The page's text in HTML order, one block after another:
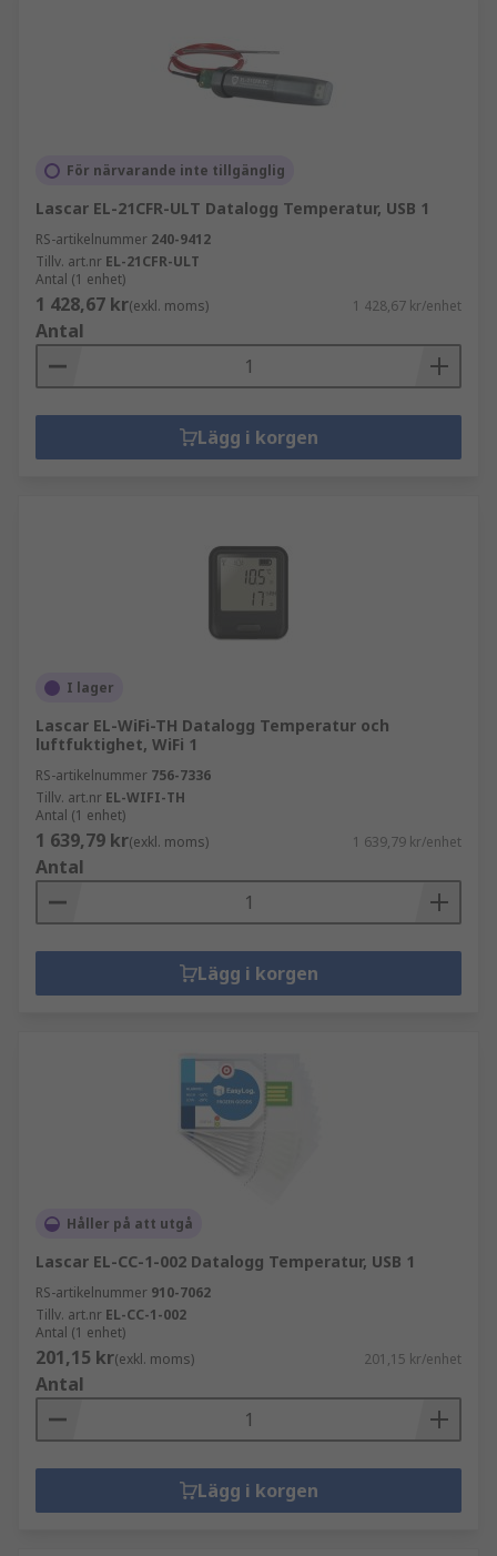
För närvarande inte tillgänglig
Lascar EL-21CFR-ULT Datalogg Temperatur, USB 1
RS-artikelnummer 240-9412
Tillv. art.nr EL-21CFR-ULT
Antal (1 enhet)
1 428,67 kr(exkl. moms) 1 428,67 kr/enhet
Antal
Lägg i korgen
I lager
Lascar EL-WiFi-TH Datalogg Temperatur och
luftfuktighet, WiFi 1
RS-artikelnummer 756-7336
Tillv. art.nr EL-WIFI-TH
Antal (1 enhet)
1 639,79 kr(exkl. moms) 1 639,79 kr/enhet
Antal
Lägg i korgen
Håller på att utgå
Lascar EL-CC-1-002 Datalogg Temperatur, USB 1
RS-artikelnummer 910-7062
Tillv. art.nr EL-CC-1-002
Antal (1 enhet)
201,15 kr(exkl. moms) 201,15 kr/enhet
Antal
Lägg i korgen